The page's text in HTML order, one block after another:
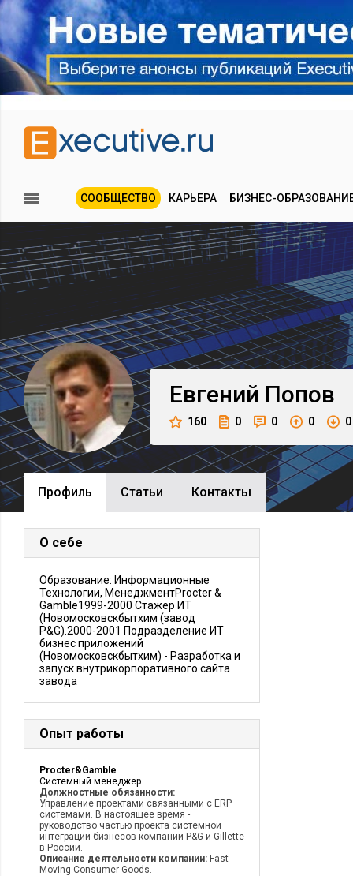
СООБЩЕСТВО КАРЬЕРА БИЗНЕС-
Евгений Попов
160 0 0 0 0
Профиль Cтатьи Контакты
О себе
Образование: Информационные
Технологии, МенеджментProcter &
Gamble1999-2000 Стажер ИТ
(Новомосковскбытхим (завод
P&G).2000-2001 Подразделение ИТ
бизнес приложений
(Новомосковскбытхим) - Разработка и
запуск внутрикорпоративного сайта
завода
Опыт работы
Procter&Gamble
Системный менеджер
Должностные обязанности:
Управление проектами связанными с ERP
системами. В настоящее время -
руководство частью проекта системной
интеграции бизнесов компании P&G и Gillette
в России.
Описание деятельности компании: Fast
Moving Consumer Goods.